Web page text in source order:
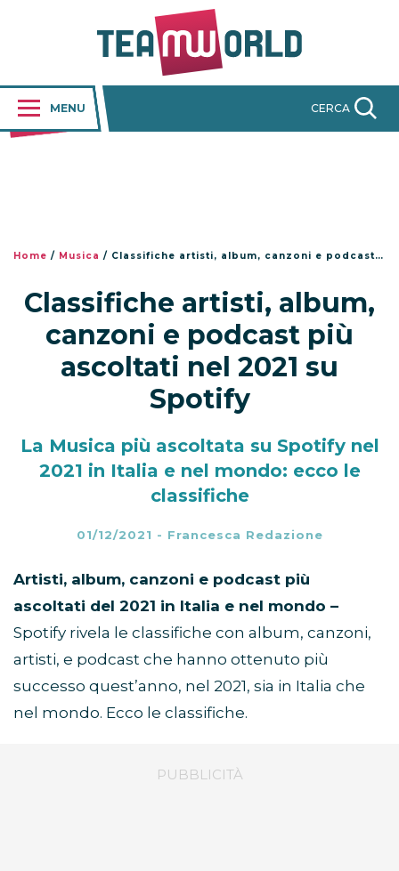
MENU CERCA
Home / Musica / Classifiche artisti, album, canzoni e podcast più ascoltati nel 2021 su Spotify
Classifiche artisti, album,
canzoni e podcast più
ascoltati nel 2021 su
Spotify
La Musica più ascoltata su Spotify nel
2021 in Italia e nel mondo: ecco le
classifiche
01/12/2021 - Francesca Redazione
Artisti, album, canzoni e podcast più
ascoltati del 2021 in Italia e nel mondo –
Spotify rivela le classifiche con album, canzoni,
artisti, e podcast che hanno ottenuto più
successo quest’anno, nel 2021, sia in Italia che
nel mondo. Ecco le classifiche.